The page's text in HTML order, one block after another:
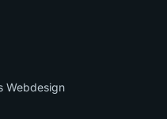
Webdesign